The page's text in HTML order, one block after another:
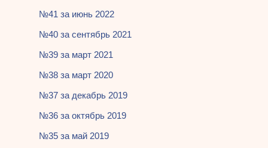
№41 за июнь 2022
№40 за сентябрь 2021
№39 за март 2021
№38 за март 2020
№37 за декабрь 2019
№36 за октябрь 2019
№35 за май 2019